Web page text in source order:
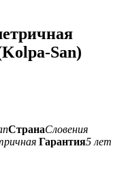
San)
СтранаСловения
Гарантия5 лет